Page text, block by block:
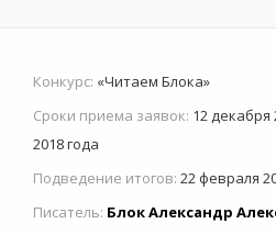
Конкурс: «Читаем Блока»
Сроки приема заявок: 12 декабря
2018 года
Подведение итогов: 22 февраля
Писатель: Блок Александр